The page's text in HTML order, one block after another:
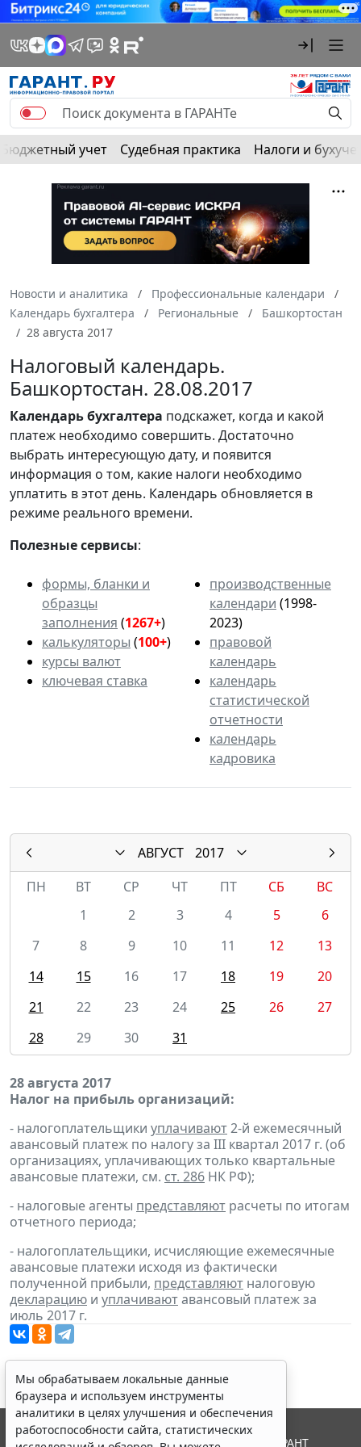
Бюджетный учет Судебная практика Налоги и
Новости и аналитика
Профессиональные календари
Календарь бухгалтера
Региональные
Башкортостан
28 августа 2017
Налоговый календарь.
Башкортостан. 28.08.2017
Календарьбухгалтера подскажет, когда и какой
платеж необходимо совершить. Достаточно
выбрать интересующую дату, и появится
информация о том, какие налоги необходимо
уплатить в этот день. Календарь обновляется в
режиме реального времени.
Полезные сервисы:
формы, бланки и
образцы
заполнения (1267+)
калькуляторы (100+)
курсы валют
ключевая ставка
производственные
календари (1998-
2023)
правовой
календарь
календарь
статистической
отчетности
календарь
кадровика
АВГУСТ
2017
ПН
ВТ СР ЧТ ПТ СБ
ВС
1
2 3 4 5
6
7
8 9 10 11 12
13
14
15 16 17 18 19
20
21
22 23 24 25 26
27
28
29 30 31
28 августа 2017
Налог на прибыль организаций:
- налогоплательщики уплачивают2-й ежемесячный
авансовый платеж по налогу за III квартал 2017 г. (об
организациях, уплачивающих только квартальные
авансовые платежи, см. ст. 286 НК РФ);
- налоговые агенты представляют расчеты по итогам
отчетного периода;
- налогоплательщики, исчисляющие ежемесячные
авансовые платежи исходя из фактически
полученной прибыли, представляют налоговую
декларацию и уплачиваютавансовый платеж за
июль 2017 г.
Мы обрабатываем локальные данные
браузера и используем инструменты
аналитики в целях улучшения и обеспечения
работоспособности сайта, статистических
© ООО "НПП "ГАРАНТ-СЕРВИС", 2026. Система ГАРАНТ